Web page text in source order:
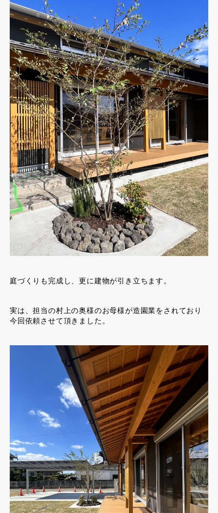
庭づくりも完成し、更に建物が引き立ちます。
実は、担当の村上の奥様のお母様が造園業をされており
今回依頼させて頂きました。